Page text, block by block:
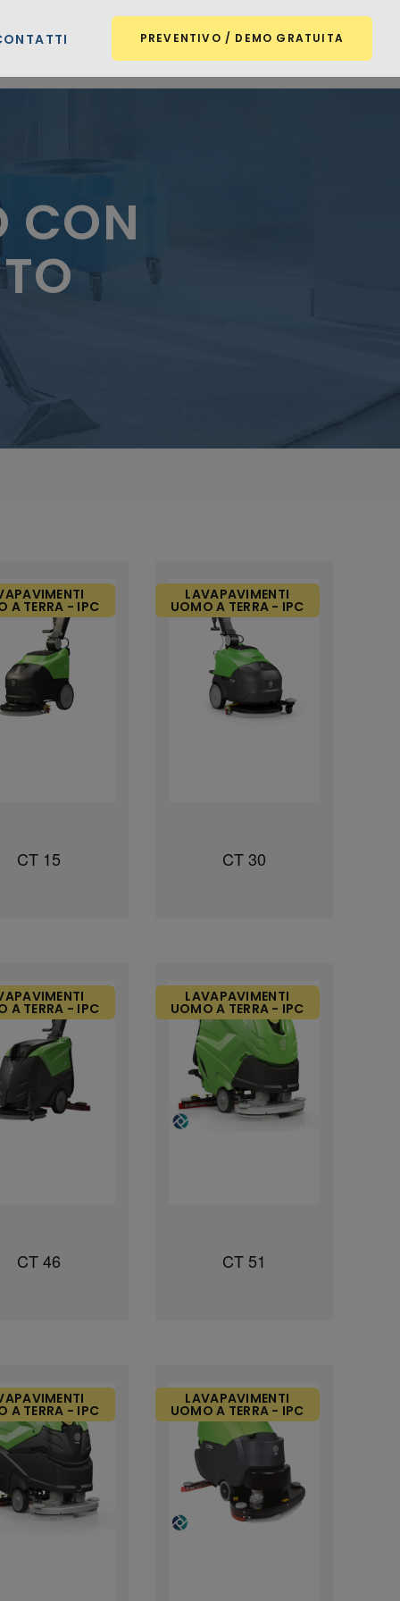
PREVENTIVO / DEMO GRATUITA
CON
CT 15
A TERRA - IPC
CT 30
LAVAPAVIMENTI
UOMO A TERRA - IPC
CT 46
A TERRA - IPC
CT 51
LAVAPAVIMENTI
UOMO A TERRA - IPC
A TERRA - IPC
LAVAPAVIMENTI
UOMO A TERRA - IPC